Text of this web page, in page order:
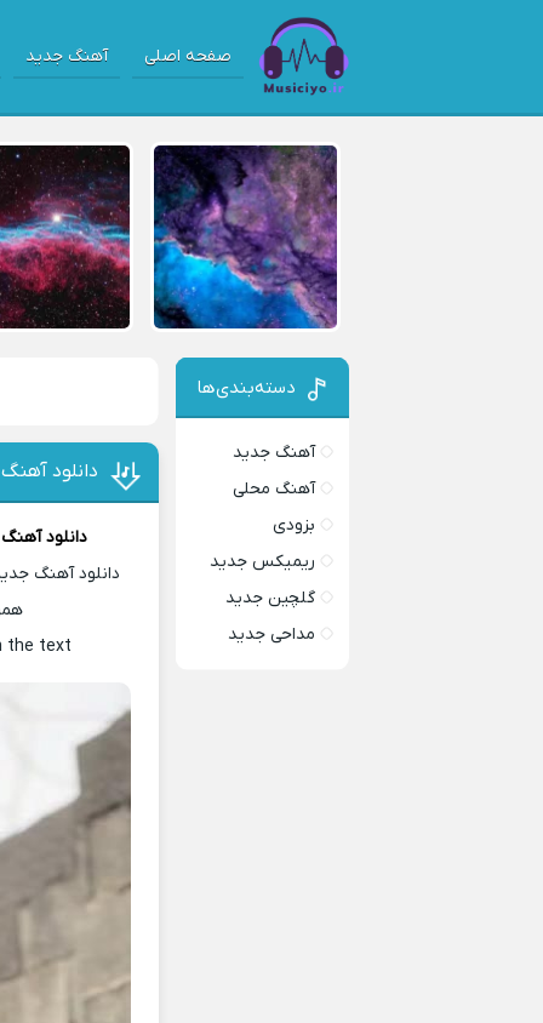
صفحه اصلی آهنگ جدید
دانلود
دانلود آهنگ
دانلود آهنگ
the text
دسته‌بندی‌ها
آهنگ جدید
آهنگ محلی
بزودی
ریمیکس جدید
گلچین جدید
مداحی جدید